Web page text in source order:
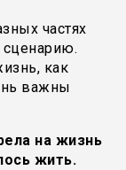
частях
сценарию.
как
важны
на жизнь
жить.